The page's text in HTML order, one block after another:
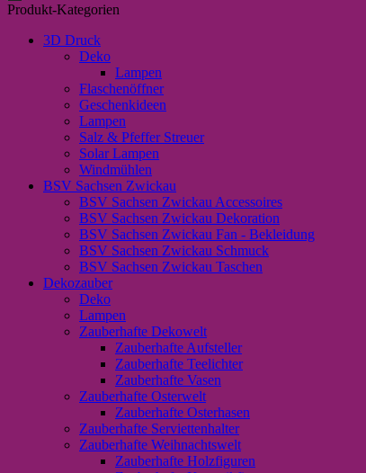
(innen)
pink
Menge
Produkt-Kategorien
3D Druck
Deko
Lampen
Flaschenöffner
Geschenkideen
Lampen
Salz & Pfeffer Streuer
Solar Lampen
Windmühlen
BSV Sachsen Zwickau
BSV Sachsen Zwickau Accessoires
BSV Sachsen Zwickau Dekoration
BSV Sachsen Zwickau Fan - Bekleidung
BSV Sachsen Zwickau Schmuck
BSV Sachsen Zwickau Taschen
Dekozauber
Deko
Lampen
Zauberhafte Dekowelt
Zauberhafte Aufsteller
Zauberhafte Teelichter
Zauberhafte Vasen
Zauberhafte Osterwelt
Zauberhafte Osterhasen
Zauberhafte Serviettenhalter
Zauberhafte Weihnachtswelt
Zauberhafte Holzfiguren